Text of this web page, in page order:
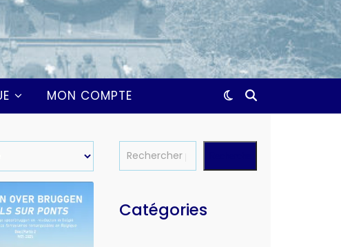
MON COMPTE
Catégories